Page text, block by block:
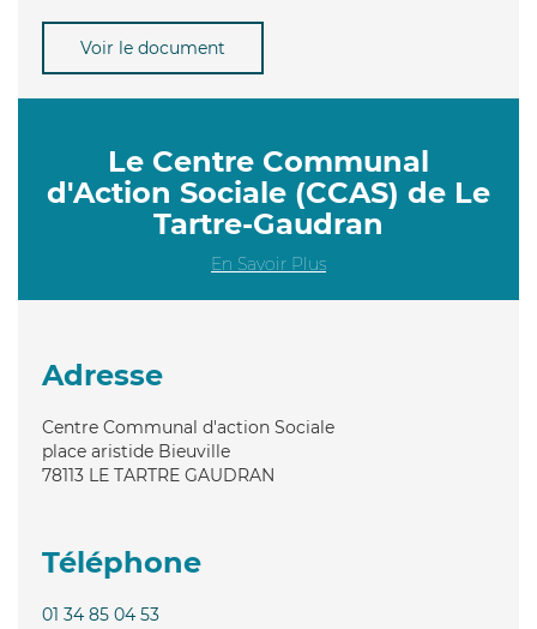
Voir le document
Le Centre Communal
d'Action Sociale (CCAS) de Le
Tartre-Gaudran
En Savoir Plus
Adresse
Centre Communal d'action Sociale
place aristide Bieuville
78113 LE TARTRE GAUDRAN
Téléphone
01 34 85 04 53